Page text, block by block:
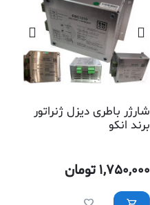
شارژر باطری دیزل ژنراتور
برند انکو
1,750,000تومان